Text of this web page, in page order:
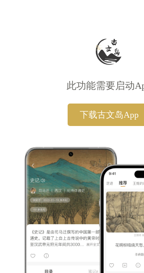
此功能需要启动
下载古文岛App